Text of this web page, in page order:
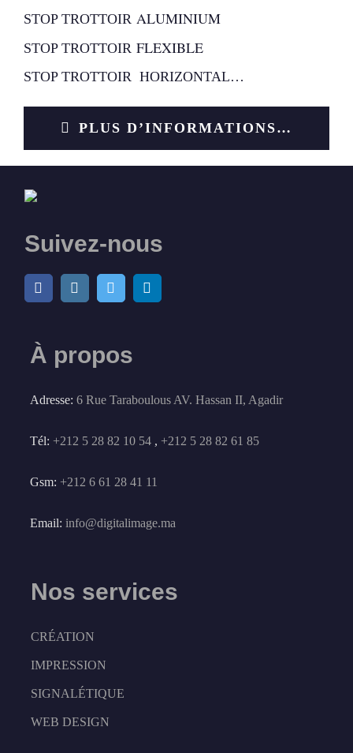
STOP TROTTOIR ALUMINIUM
STOP TROTTOIRFLEXIBLE
STOP TROTTOIR HORIZONTAL…
PLUS D’INFORMATIONS…
Suivez-nous
À propos
Adresse: 6 Rue Taraboulous AV. Hassan II, Agadir
Tél: +212 5 28 82 10 54, +212 5 28 82 61 85
Gsm: +212 6 61 28 41 11
Email: info@digitalimage.ma
Nos services
CRÉATION
IMPRESSION
SIGNALÉTIQUE
WEB DESIGN